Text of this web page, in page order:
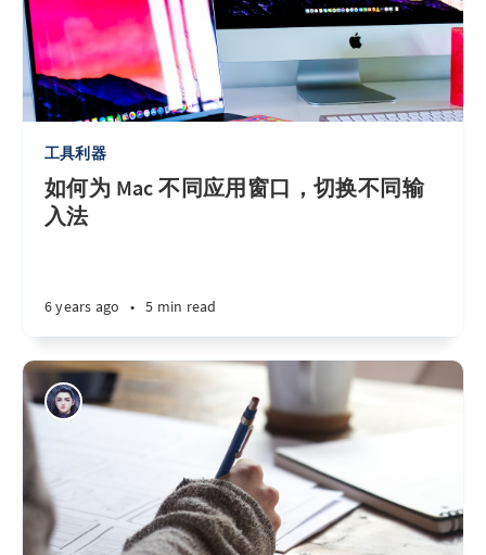
工具利器
如何为 Mac 不同应用窗口，切换不同输
入法
6 years ago • 5 min read